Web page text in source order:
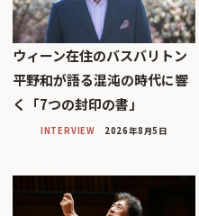
ウィーン在住のバスバリトン
平野和が語る混沌の時代に響
く「7つの封印の書」
INTERVIEW 2026年8月5日